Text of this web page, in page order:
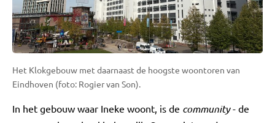
Het Klokgebouw met daarnaast de hoogste woontoren van
Eindhoven (foto: Rogier van Son).
In het gebouw waar Ineke woont, is de community- de